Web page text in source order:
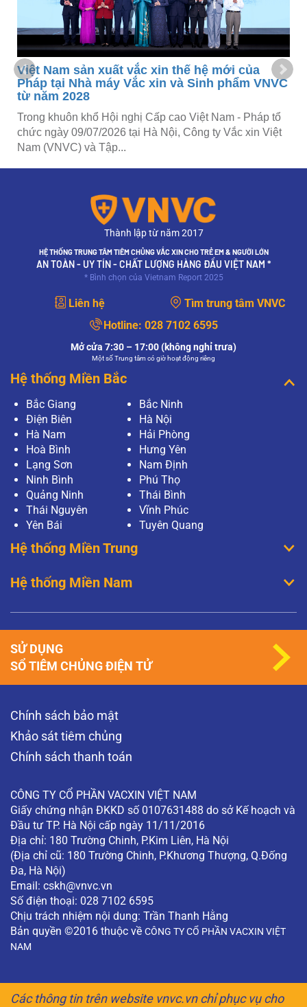
Việt Nam sản xuất vắc xin thế hệ mới của
Pháp tại Nhà máy Vắc xin và Sinh phẩm VNVC
từ năm 2028
Trong khuôn khổ Hội nghị Cấp cao Việt Nam - Pháp tổ
chức ngày 09/07/2026 tại Hà Nội, Công ty Vắc xin Việt
Nam (VNVC) và Tập...
Thành lập từ năm 2017
HỆ THỐNG TRUNG TÂM TIÊM CHỦNG VẮC XIN CHO TRẺ EM & NGƯỜI LỚN
AN TOÀN - UY TÍN - CHẤT LƯỢNG HÀNG ĐẦU VIỆT NAM *
* Bình chọn của Vietnam Report 2025
Liên hệ
Tìm trung tâm VNVC
Hotline: 028 7102 6595
Mở cửa 7:30 – 17:00 (không nghỉ trưa)
Một số Trung tâm có giờ hoạt động riêng
Hệ thống Miền Bắc
Bắc Giang
Bắc Ninh
Điện Biên
Hà Nội
Hà Nam
Hải Phòng
Hoà Bình
Hưng Yên
Lạng Sơn
Nam Định
Ninh Bình
Phú Thọ
Quảng Ninh
Thái Bình
Thái Nguyên
Vĩnh Phúc
Yên Bái
Tuyên Quang
Hệ thống Miền Trung
Hệ thống Miền Nam
Chính sách bảo mật
Khảo sát tiêm chủng
Chính sách thanh toán
CÔNG TY CỔ PHẦN VACXIN VIỆT NAM
Giấy chứng nhận ĐKKD số 0107631488 do sở Kế hoạch và
Đầu tư TP. Hà Nội cấp ngày 11/11/2016
Địa chỉ: 180 Trường Chinh, P.Kim Liên, Hà Nội
(Địa chỉ cũ: 180 Trường Chinh, P.Khương Thượng, Q.Đống
Đa, Hà Nội)
Email: cskh@vnvc.vn
Số điện thoại: 028 7102 6595
Chịu trách nhiệm nội dung: Trần Thanh Hằng
Bản quyền ©2016 thuộc về CÔNG TY CỔ PHẦN VACXIN VIỆT
NAM
SỬ DỤNG
SỔ TIÊM CHỦNG ĐIỆN TỬ
Các thông tin trên website vnvc.vn chỉ phục vụ cho